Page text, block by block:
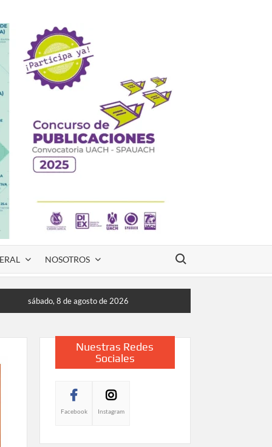
NOSOTROS
Buscar:
sábado, 8 de agosto de 2026
Nuestras Redes
Sociales
Facebook Instagram